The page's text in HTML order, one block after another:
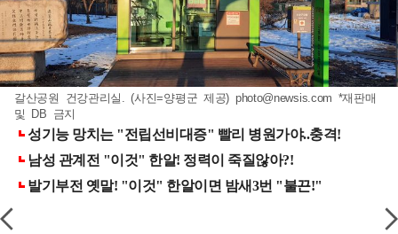
갈산공원 건강관리실. (사진=양평군 제공) photo@newsis.com *재판매
및 DB 금지